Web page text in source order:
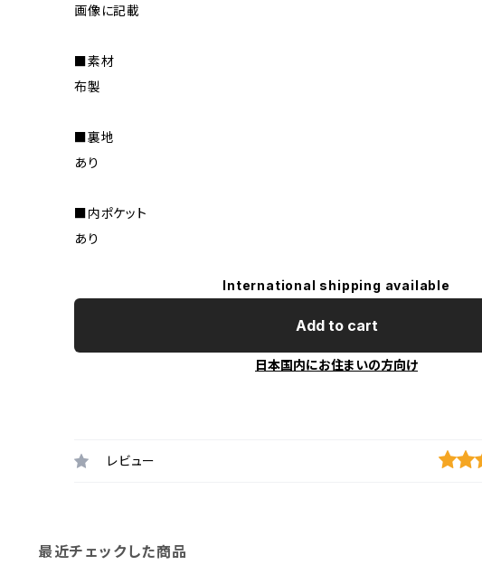
画像に記載
■素材
布製
■裏地
あり
■内ポケット
あり
International shipping available
Add to cart
日本国内にお住まいの方向け
レビュー
最近チェックした商品